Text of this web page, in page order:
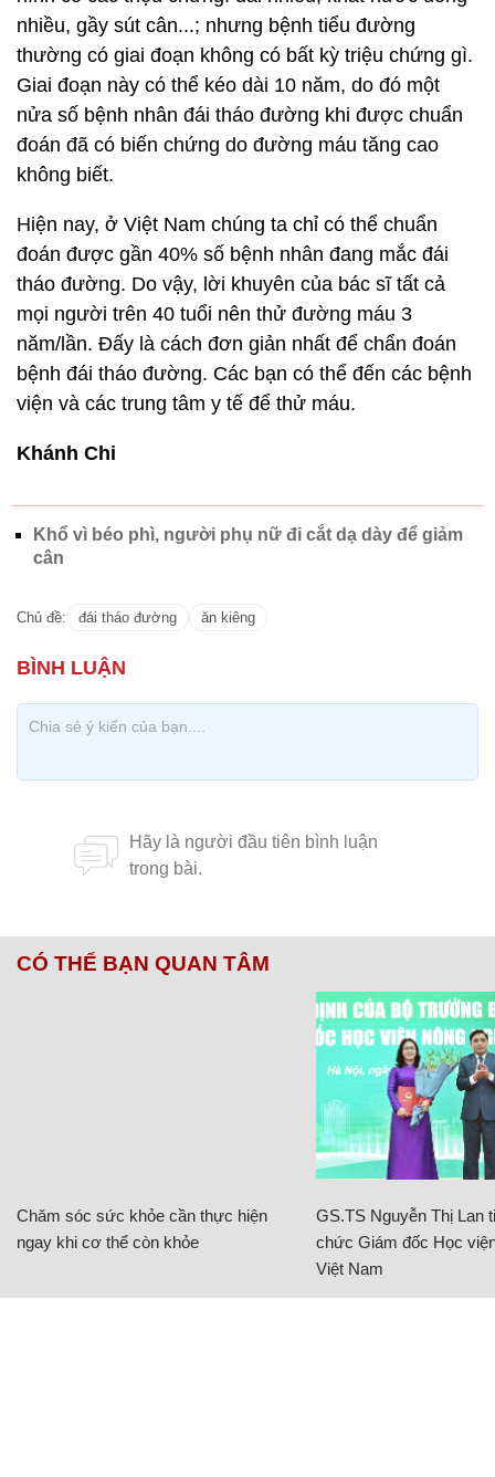
nhiều, gầy sút cân...; nhưng bệnh tiểu đường
thường có giai đoạn không có bất kỳ triệu chứng gì.
Giai đoạn này có thể kéo dài 10 năm, do đó một
nửa số bệnh nhân đái tháo đường khi được chuẩn
đoán đã có biến chứng do đường máu tăng cao
không biết.
Hiện nay, ở Việt Nam chúng ta chỉ có thể chuẩn
đoán được gần 40% số bệnh nhân đang mắc đái
tháo đường. Do vậy, lời khuyên của bác sĩ tất cả
mọi người trên 40 tuổi nên thử đường máu 3
năm/lần. Đấy là cách đơn giản nhất để chẩn đoán
bệnh đái tháo đường. Các bạn có thể đến các bệnh
viện và các trung tâm y tế để thử máu.
Khánh Chi
Khổ vì béo phì, người phụ nữ đi cắt dạ dày để giảm
cân
Chủ đề: đái tháo đường ăn kiêng
CÓ THỂ BẠN QUAN TÂM
Chăm sóc sức khỏe cần thực hiện
ngay khi cơ thể còn khỏe
GS.TS Nguyễn Thị Lan
chức Giám đốc Học
Việt Nam